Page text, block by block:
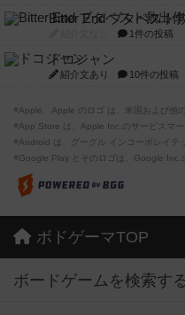
Bitter End ブタペスト
1件の投稿
ドコジャン
紹介文あり 10件の投稿
※Apple、Apple のロゴ は、米国および他
※App Store は、Apple Inc.のサービスマー
※Android は、グーグル インコーポレイテ
※Google Play とそのロゴは、Google Inc.
ボドゲーマTOP
ボードゲームを検索す